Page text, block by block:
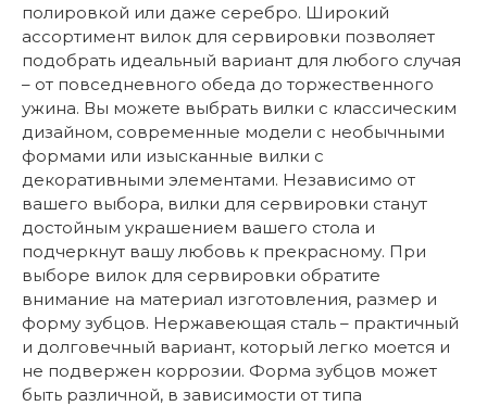
полировкой или даже серебро. Широкий
ассортимент вилок для сервировки позволяет
подобрать идеальный вариант для любого случая
– от повседневного обеда до торжественного
ужина. Вы можете выбрать вилки с классическим
дизайном, современные модели с необычными
формами или изысканные вилки с
декоративными элементами. Независимо от
вашего выбора, вилки для сервировки станут
достойным украшением вашего стола и
подчеркнут вашу любовь к прекрасному. При
выборе вилок для сервировки обратите
внимание на материал изготовления, размер и
форму зубцов. Нержавеющая сталь – практичный
и долговечный вариант, который легко моется и
не подвержен коррозии. Форма зубцов может
быть различной, в зависимости от типа